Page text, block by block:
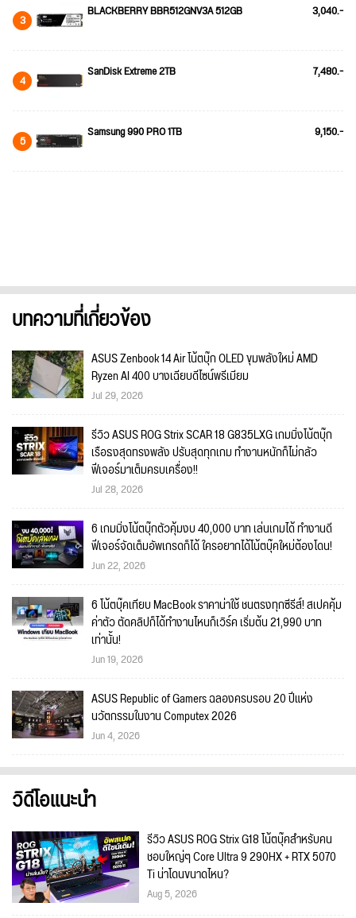
3 BLACKBERRY BBR512GNV3A 512GB 3,040.-
4 SanDisk Extreme 2TB 7,480.-
5 Samsung 990 PRO 1TB 9,150.-
บทความที่เกี่ยวข้อง
ASUS Zenbook 14 Air โน้ตบุ๊ก OLED ขุมพลังใหม่ AMD
Ryzen AI 400 บางเฉียบดีไซน์พรีเมียม
Jul 29, 2026
รีวิว ASUS ROG Strix SCAR 18 G835LXG เกมมิ่งโน้ตบุ๊ก
เรือธงสุดทรงพลัง ปรับสุดทุกเกม ทำงานหนักก็ไม่กลัว
ฟีเจอร์มาเต็มครบเครื่อง!!
Jul 28, 2026
6 เกมมิ่งโน้ตบุ๊กตัวคุ้มงบ 40,000 บาท เล่นเกมได้ ทำงานดี
ฟีเจอร์จัดเต็มอัพเกรดก็ได้ ใครอยากได้โน้ตบุ๊คใหม่ต้องโดน!
Jun 22, 2026
6 โน้ตบุ๊คเทียบ MacBook ราคาน่าใช้ ชนตรงทุกซีรีส์! สเปคคุ้ม
ค่าตัว ตัดคลิปก็ได้ทำงานไหนก็เวิร์ค เริ่มต้น 21,990 บาท
เท่านั้น!
Jun 19, 2026
ASUS Republic of Gamers ฉลองครบรอบ 20 ปีแห่ง
นวัตกรรมในงาน Computex 2026
Jun 4, 2026
วิดีโอแนะนำ
รีวิว ASUS ROG Strix G18 โน้ตบุ๊คสำหรับคน
ชอบใหญ่ๆ Core Ultra 9 290HX + RTX 5070
Ti น่าโดนขนาดไหน?
Aug 5, 2026